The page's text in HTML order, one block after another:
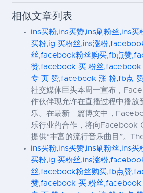
相似文章列表
ins买粉,ins买赞,ins刷粉丝,ins买
买粉,ig 买粉丝,ins涨粉
丝,facebook粉丝购买,fb点赞
赞,facebook 买 粉丝
专 页 赞,facebook 涨 粉,fb点
社交媒体巨头本周一宣布，
作伙伴现允许在直播过程中播放
乐。在最新一篇博文中，
乐行业的合作，将向Facebook
提供“丰富的流行音乐曲目”。
ins买粉,ins买赞,ins刷粉丝,ins买
买粉,ig 买粉丝,ins涨粉
丝,facebook粉丝购买,fb点赞
赞,facebook 买 粉丝